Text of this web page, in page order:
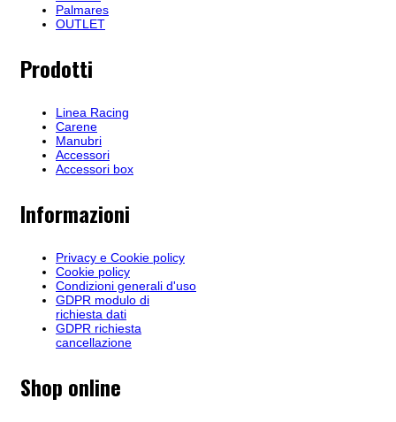
Palmares
OUTLET
Prodotti
Linea Racing
Carene
Manubri
Accessori
Accessori box
Informazioni
Privacy e Cookie policy
Cookie policy
Condizioni generali d'uso
GDPR modulo di
richiesta dati
GDPR richiesta
cancellazione
Shop online